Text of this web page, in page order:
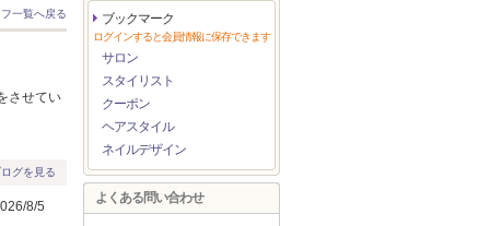
一覧へ戻る
させてい
グを見る
8/5
ブックマーク
ログインすると会員情報に保存できます
サロン
スタイリスト
クーポン
ヘアスタイル
ネイルデザイン
よくある問い合わせ